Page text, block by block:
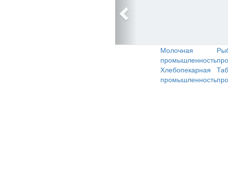
Молочная
промышленность
Хлебопекарная
промышленность